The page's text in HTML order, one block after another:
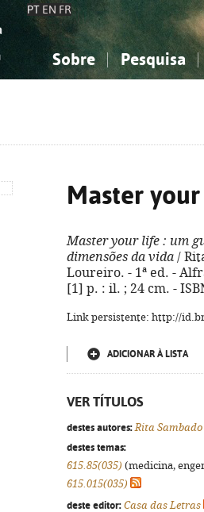
PT EN FR
Sobre Pesquisa
Master
Master your life : um
dimensões da vida /
Loureiro. - 1ª ed. -
[1] p. : il. ; 24 cm. -
Link persistente: http://
ADICIONAR À LISTA
VER TÍTULOS
destes autores: Rita Sambado
destes temas:
615.85(035) (medicina,
615.015(035)
deste editor: Casa das Letras